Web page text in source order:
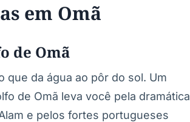
em Omã
de Omã
que da água ao pôr do sol. Um
de Omã leva você pela dramática
e pelos fortes portugueses